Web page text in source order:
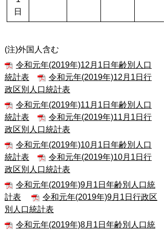
日
(注)外国人含む
令和元年(2019年)12月1日年齢別人口
統計表
令和元年(2019年)12月1日行
政区別人口統計表
令和元年(2019年)11月1日年齢別人口
統計表
令和元年(2019年)11月1日行
政区別人口統計表
令和元年(2019年)10月1日年齢別人口
統計表
令和元年(2019年)10月1日行
政区別人口統計表
令和元年(2019年)9月1日年齢別人口統
計表
令和元年(2019年)9月1日行政区
別人口統計表
令和元年(2019年)8月1日年齢別人口統